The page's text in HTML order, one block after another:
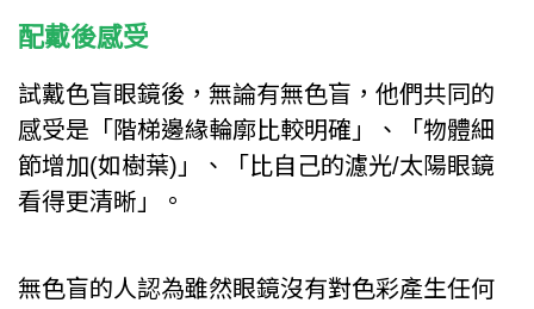
配戴後感受
試戴色盲眼鏡後，無論有無色盲，他們共同的
感受是「階梯邊緣輪廓比較明確」、「物體細
節增加(如樹葉)」、「比自己的濾光/太陽眼鏡
看得更清晰」。
無色盲的人認為雖然眼鏡沒有對色彩產生任何